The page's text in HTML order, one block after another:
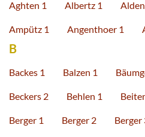
Aghten 1 Albertz 1
Ampütz 1 Angenthoer 1
B
Backes 1 Balzen 1
Beckers 2 Behlen 1
Berger 1 Berger 2 Berger